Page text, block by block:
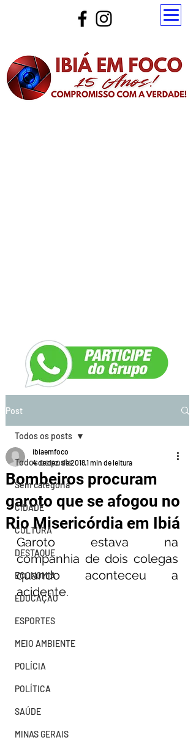
Post
Todos os posts
Sem categoria
CIDADE
CULTURA
DESTAQUE
ECONOMIA
EDUCAÇÃO
ESPORTES
MEIO AMBIENTE
POLÍCIA
POLÍTICA
SAÚDE
MINAS GERAIS
Todos os posts
Bombeiros procuram
garoto que se afogou no
Rio Misericórdia em Ibiá
ibiaemfoco
4 de dez. de 20181 min de leitura
Garoto estava na
companhia de dois colegas
quando aconteceu a
acidente.